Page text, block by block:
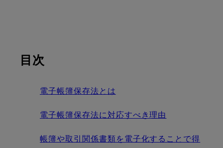
目次
電子帳簿保存法とは
電子帳簿保存法に対応すべき理由
帳簿や取引関係書類を電子化することで得